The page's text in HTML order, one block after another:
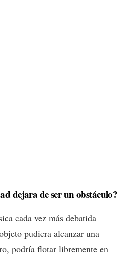
dejara de ser un obstáculo?
cada vez más debatida
pudiera alcanzar una
podría flotar libremente en